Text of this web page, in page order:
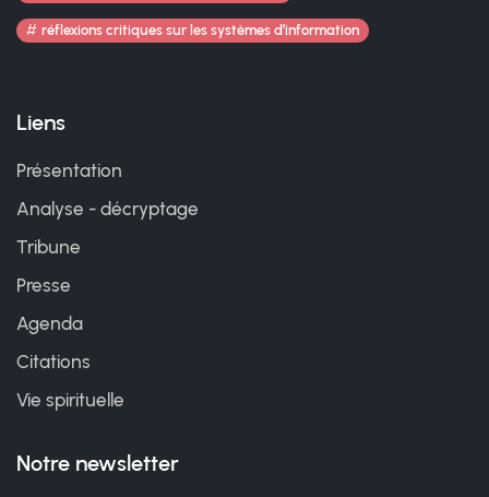
réflexions critiques sur les systèmes d’information
Liens
Présentation
Analyse - décryptage
Tribune
Presse
Agenda
Citations
Vie spirituelle
Notre newsletter